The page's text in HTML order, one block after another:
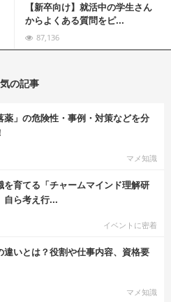
【新卒向け】就活中の学生さん
からよくある質問をピ...
87,136
の記事
薬」の危険性・事例・対策などを分
マメ知識
を育てる「チャームマインド理解研
自ら考え行...
イベントに密着
違いとは？役割や仕事内容、資格要
マメ知識